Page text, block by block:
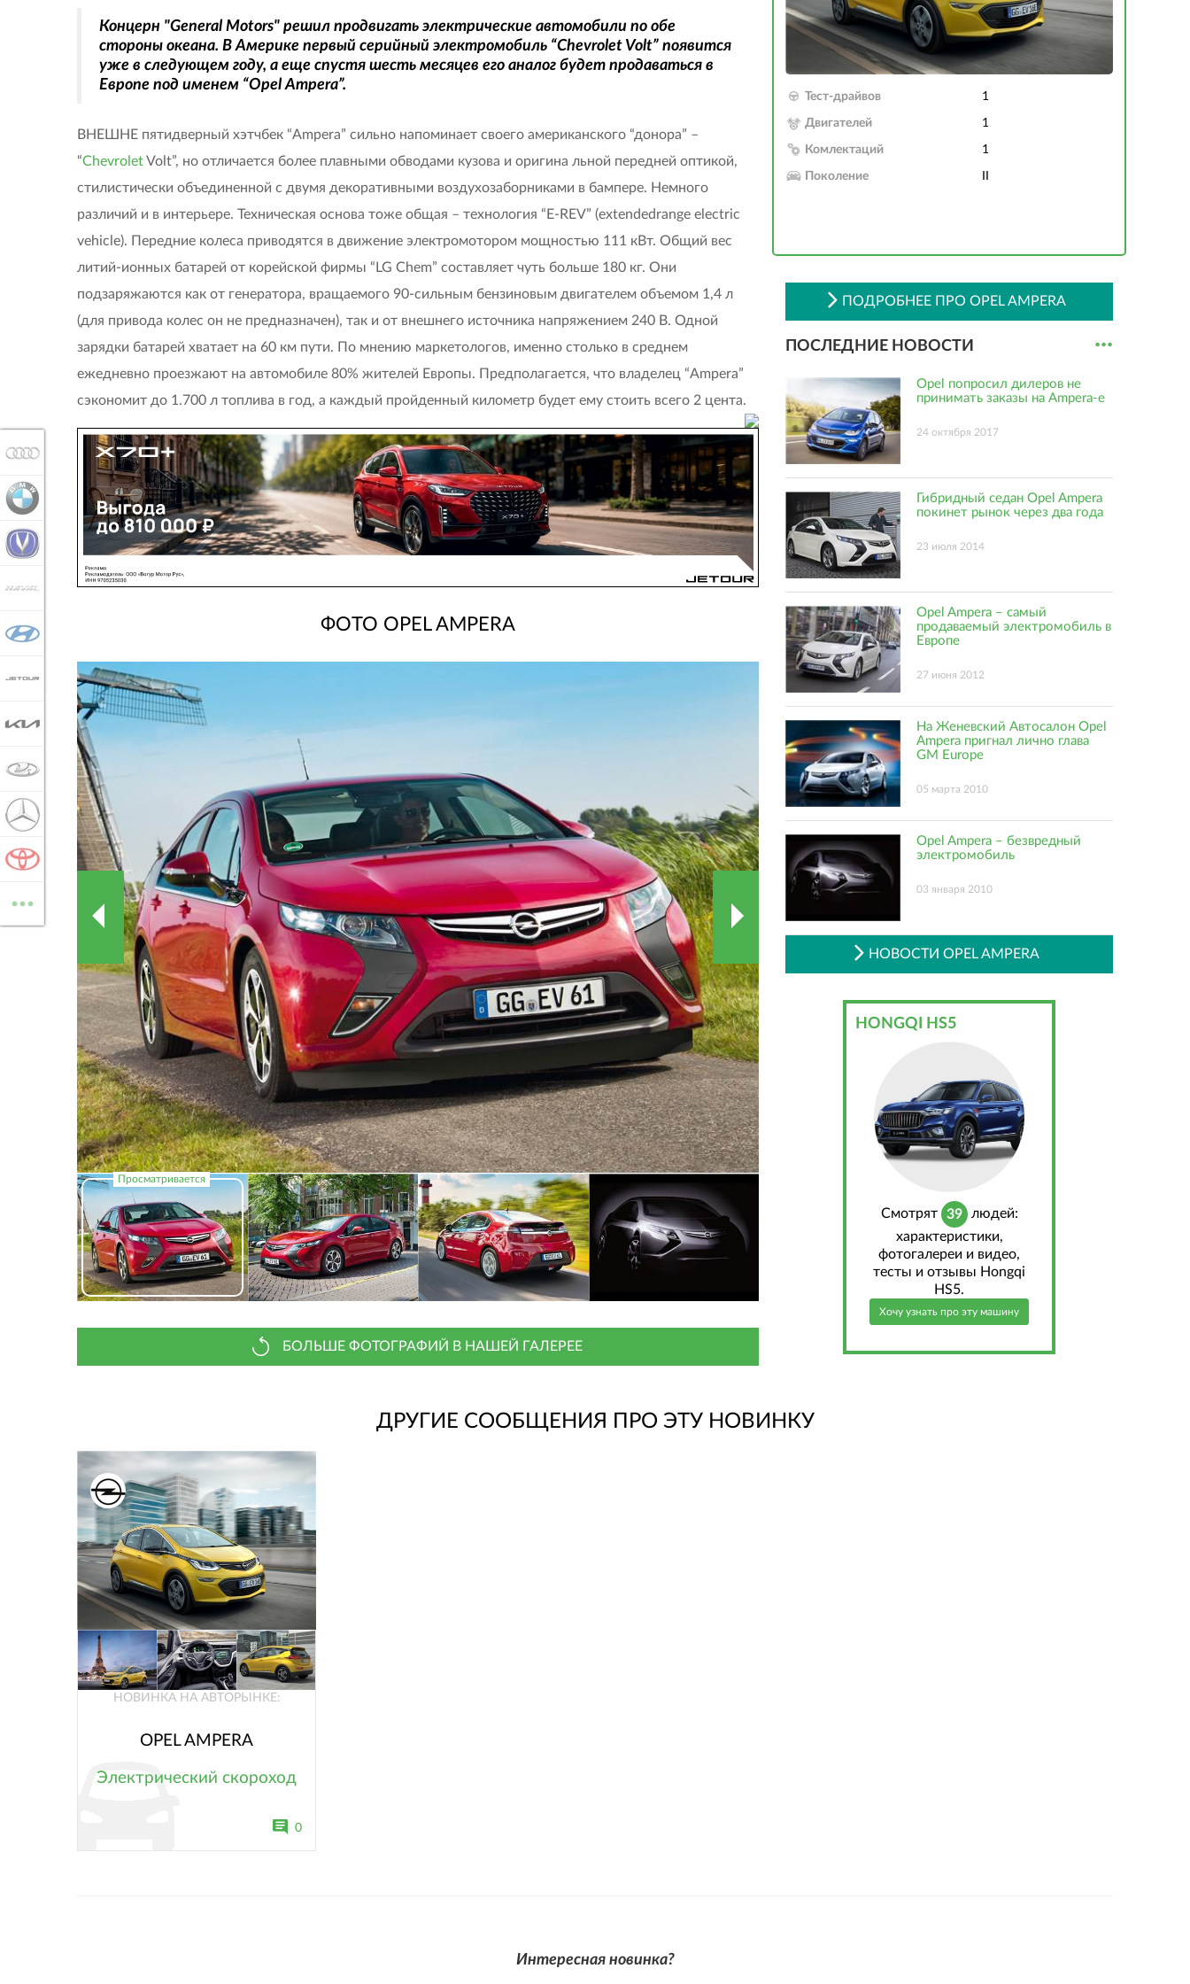
Концерн "General Motors" решил продвигать электрические автомобили по обе
стороны океана. В Америке первый серийный электромобиль “Chevrolet Volt” появится
уже в следующем году, а еще спустя шесть месяцев его аналог будет продаваться в
Европе под именем “Opel Ampera”.
ВНЕШНЕ пятидверный хэтчбек “Ampera” сильно напоминает своего американского “донора” –
“ChevroletVolt”, но отличается более плавными обводами кузова и оригина льной передней оптикой,
стилистически объединенной с двумя декоративными воздухозаборниками в бампере. Немного
различий и в интерьере. Техническая основа тоже общая – технология “E-REV” (extendedrange electric
vehicle). Передние колеса приводятся в движение электромотором мощностью 111 кВт. Общий вес
литий-ионных батарей от корейской фирмы “LG Chem” составляет чуть больше 180 кг. Они
подзаряжаются как от генератора, вращаемого 90-сильным бензиновым двигателем объемом 1,4 л
(для привода колес он не предназначен), так и от внешнего источника напряжением 240 В. Одной
зарядки батарей хватает на 60 км пути. По мнению маркетологов, именно столько в среднем
ежедневно проезжают на автомобиле 80% жителей Европы. Предполагается, что владелец “Ampera”
сэкономит до 1.700 л топлива в год, а каждый пройденный километр будет ему стоить всего 2 цента.
ФОТО OPEL AMPERA
БОЛЬШЕ ФОТОГРАФИЙ В НАШЕЙ ГАЛЕРЕЕ
Тест-драйвов 1
Двигателей 1
Комлектаций 1
Поколение
ПОДРОБНЕЕ ПРО OPEL AMPERA
ПОСЛЕДНИЕ НОВОСТИ ...
Opel попросил дилеров не
принимать заказы на Ampera-e
24 октября 2017
Гибридный седан Opel Ampera
покинет рынок через два года
23 июля 2014
Opel Ampera – самый
продаваемый электромобиль в
Европе
27 июня 2012
На Женевский Автосалон Opel
Ampera пригнал лично глава
GM Europe
05 марта 2010
Opel Ampera – безвредный
электромобиль
03 января 2010
НОВОСТИ OPEL AMPERA
HONGQI HS5
Cмотрят 39 людей:
характеристики,
фотогалереи и видео,
тесты и отзывы Hongqi
HS5.
Хочу узнать про эту машину
ДРУГИЕ СООБЩЕНИЯ ПРО ЭТУ НОВИНКУ
НОВИНКА НА АВТОРЫНКЕ:
OPEL AMPERA
Электрический скороход
0
Интересная новинка?
HAVAL
JETOUR
LADA
MERCEDES-BENZ
TOYOTA
... ВСЕ МАРКИ